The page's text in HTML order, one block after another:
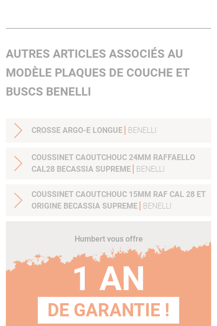
AUTRES ARTICLES ASSOCIÉS AU
MODÈLE PLAQUES DE COUCHE ET
BUSCS BENELLI
CROSSE ARGO-E LONGUE BENELLI
COUSSINET CAOUTCHOUC 24MM RAFFAELLO
CAL28 BECASSIA SUPREME
BENELLI
COUSSINET CAOUTCHOUC 15MM RAF CAL 28 ET
ORIGINE BECASSIA SUPREME
BENELLI
Humbert vous offre
1 AN
DE GARANTIE !